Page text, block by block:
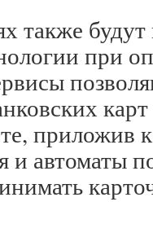
также будут
при
приложив
и автоматы